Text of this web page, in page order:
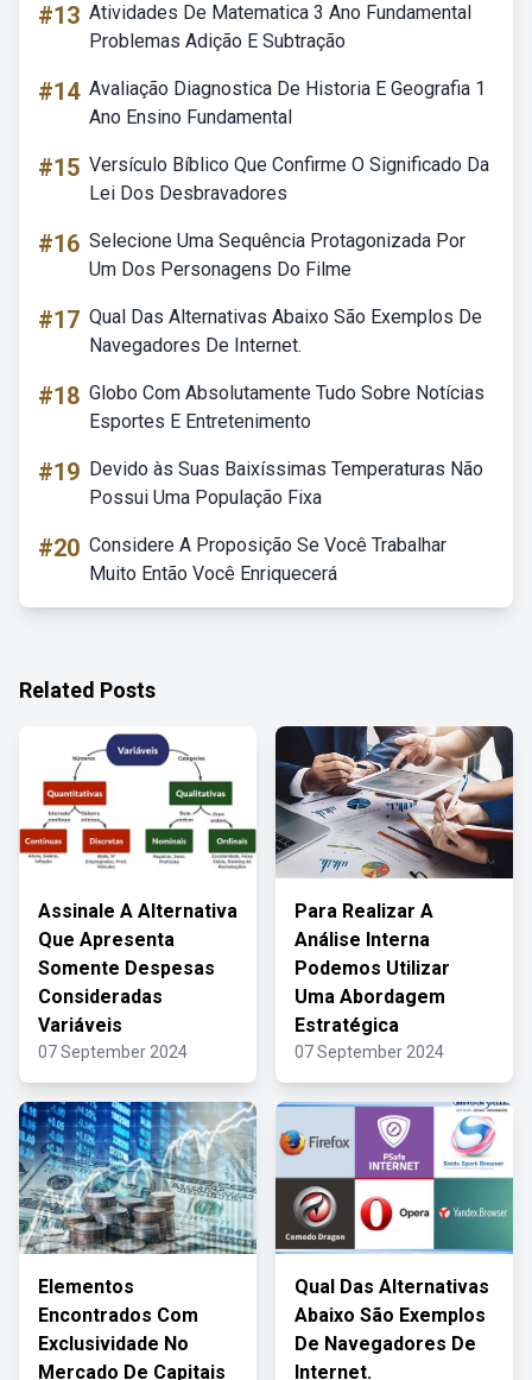
#13 Atividades De Matematica 3 Ano Fundamental
Problemas Adição E Subtração
#14 Avaliação Diagnostica De Historia E Geografia 1
Ano Ensino Fundamental
#15 Versículo Bíblico Que Confirme O Significado Da
Lei Dos Desbravadores
#16 Selecione Uma Sequência Protagonizada Por
Um Dos Personagens Do Filme
#17 Qual Das Alternativas Abaixo São Exemplos De
Navegadores De Internet.
#18 Globo Com Absolutamente Tudo Sobre Notícias
Esportes E Entretenimento
#19 Devido às Suas Baixíssimas Temperaturas Não
Possui Uma População Fixa
#20 Considere A Proposição Se Você Trabalhar
Muito Então Você Enriquecerá
Related Posts
Assinale A Alternativa
Que Apresenta
Somente Despesas
Consideradas
Variáveis
07 September 2024
Para Realizar A
Análise Interna
Podemos Utilizar
Uma Abordagem
Estratégica
07 September 2024
Elementos
Encontrados Com
Exclusividade No
Mercado De Capitais
Qual Das Alternativas
Abaixo São Exemplos
De Navegadores De
Internet.